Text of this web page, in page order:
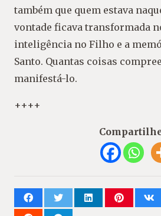
também que quem estava
vontade ficava transformada
inteligência no Filho e a
Santo. Quantas coisas
manifestá-lo.
++++